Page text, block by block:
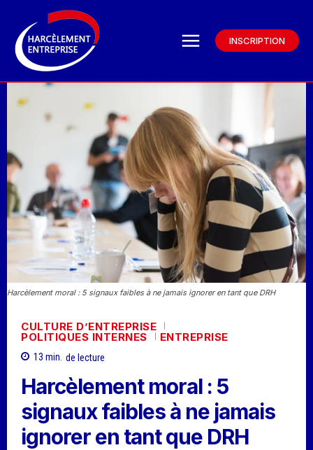
INSCRIPTION
Harcèlement moral : 5 signaux faibles à ne jamais ignorer en tant que DRH
CULTURE D’ENTREPRISE
POLITIQUES INTERNES
ENTREPRISE
13 min. de lecture
Harcèlement moral : 5
signaux faibles à ne jamais
ignorer en tant que DRH